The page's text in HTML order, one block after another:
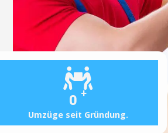
0 +
Umzüge seit Gründung.